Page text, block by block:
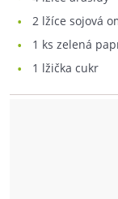
2 lžíce sojová
1 ks zelená
1 lžička cukr